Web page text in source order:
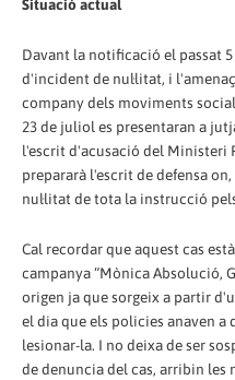
Situació actual
Davant la notificació el passat
d'incident de nul·litat, i
company dels moviments
23 de juliol es presentaran a
l'escrit d'acusació del Ministeri
prepararà l'escrit de defensa
nul·litat de tota la instrucció
Cal recordar que aquest cas
campanya “Mònica Absolució,
origen ja que sorgeix a partir
el dia que els policies anaven a
lesionar-la. I no deixa de ser
de denuncia del cas, arribin